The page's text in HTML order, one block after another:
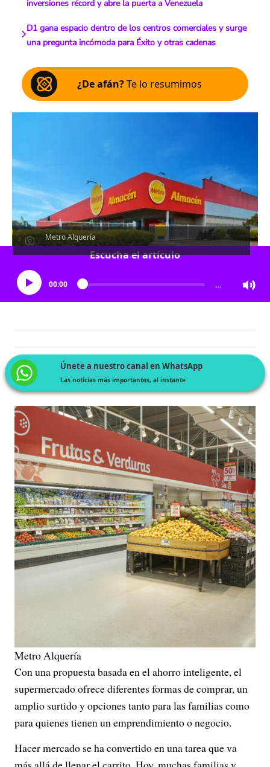
inversiones récord y abre la puerta a Venezuela
D1 gana espacio dentro de los centros comerciales y surge
una pregunta incómoda para Éxito y otras cadenas
¿De afán?Te lo resumimos
Metro Alquería
Escucha el artículo
00:00 …
Únete a nuestro canal en WhatsApp
Las noticias más importantes, al instante
Metro Alquería
Con una propuesta basada en el ahorro inteligente, el
supermercado ofrece diferentes formas de comprar, un
amplio surtido y opciones tanto para las familias como
para quienes tienen un emprendimiento o negocio.
Hacer mercado se ha convertido en una tarea que va